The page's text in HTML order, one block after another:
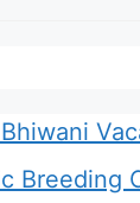
Breeding